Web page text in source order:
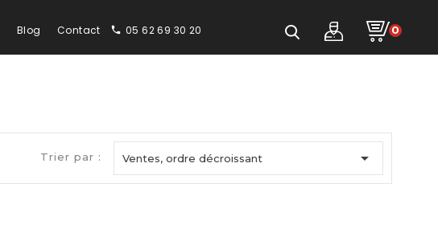
0
Blog Contact phone 05 62 69 30 20
Trier par : Ventes, ordre décroissant 